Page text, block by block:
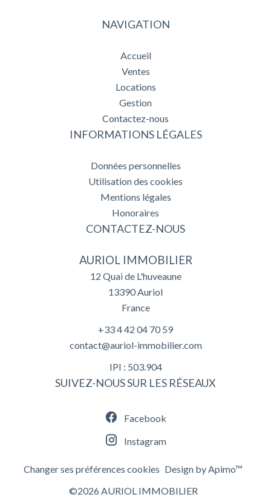
NAVIGATION
Accueil
Ventes
Locations
Gestion
Contactez-nous
INFORMATIONS LÉGALES
Données personnelles
Utilisation des cookies
Mentions légales
Honoraires
CONTACTEZ-NOUS
AURIOL IMMOBILIER
12 Quai de L'huveaune
13390Auriol
France
+33 4 42 04 70 59
contact@auriol-immobilier.com
IPI : 503.904
SUIVEZ-NOUS SUR LES RÉSEAUX
Facebook
Instagram
Changer ses préférences cookies Design byApimo™
©2026 AURIOL IMMOBILIER